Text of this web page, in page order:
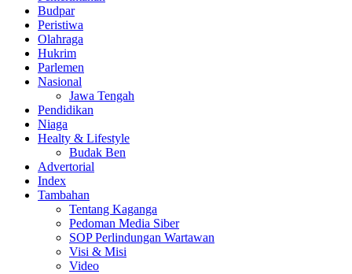
Budpar
Peristiwa
Olahraga
Hukrim
Parlemen
Nasional
Jawa Tengah
Pendidikan
Niaga
Healty & Lifestyle
Budak Ben
Advertorial
Index
Tambahan
Tentang Kaganga
Pedoman Media Siber
SOP Perlindungan Wartawan
Visi & Misi
Video